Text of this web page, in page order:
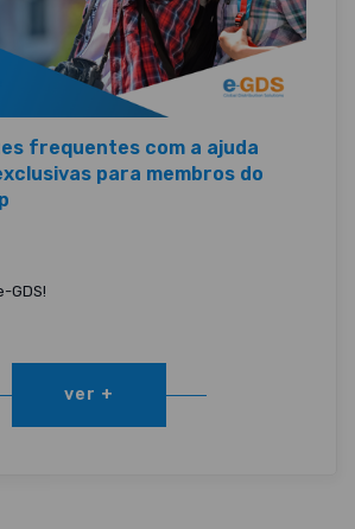
frequentes com a ajuda
para membros do
GDS!
ver +